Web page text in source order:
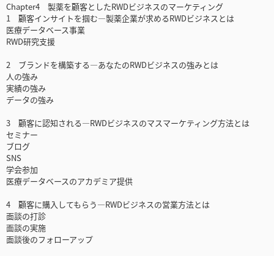
Chapter4 製薬を顧客としたRWDビジネスのマーケティング
1 顧客インサイトを掴む―製薬企業が求めるRWDビジネスとは
医療データベース事業
RWD研究支援
2 ブランドを構築する―あなたのRWDビジネスの強みとは
人の強み
実績の強み
データの強み
3 顧客に認知される―RWDビジネスのマスマーケティング方法とは
セミナー
ブログ
SNS
学会参加
医療データベースのアカデミア提供
4 顧客に購入してもらう―RWDビジネスの営業方法とは
面談の打診
面談の実施
面談後のフォローアップ